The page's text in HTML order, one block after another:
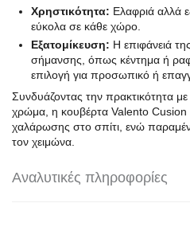
Χρηστικότητα: Ελαφριά αλλά
εύκολα σε κάθε χώρο.
Εξατομίκευση: Η επιφάνειά
σήμανσης, όπως κέντημα ή
επιλογή για προσωπικό ή
Συνδυάζοντας την πρακτικότητα
χρώμα, η κουβέρτα Valento Cusion
χαλάρωσης στο σπίτι, ενώ
τον χειμώνα.
Αναλυτικές πληροφορίες